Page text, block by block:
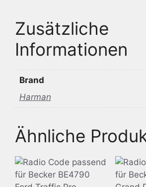
Zusätzliche
Informationen
Brand
Harman
Ähnliche